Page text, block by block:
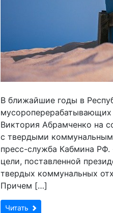
В ближайшие годы в
Виктория Абрамченко на
с твердыми
пресс-служба Кабмина РФ.
цели, поставленной
твердых коммунальных
Причем […]
Читать